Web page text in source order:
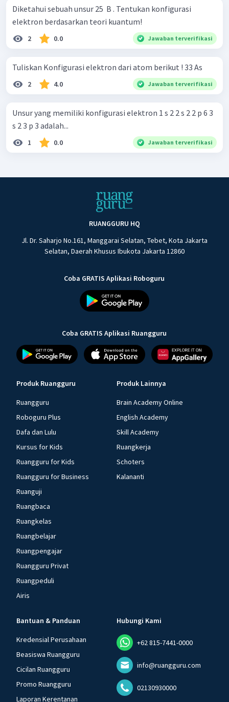
Diketahui sebuah unsur 25 ​ B . Tentukan konfigurasi
elektron berdasarkan teori kuantum!
2 0.0 Jawaban terverifikasi
Tuliskan Konfigurasi elektron dari atom berikut ! 33 As
2 4.0 Jawaban terverifikasi
Unsur yang memiliki konfigurasi elektron 1 s 2 2 s 2 2 p 6 3
s 2 3 p 3 adalah...
1 0.0 Jawaban terverifikasi
RUANGGURU HQ
Jl. Dr. Saharjo No.161, Manggarai Selatan, Tebet, Kota Jakarta
Selatan, Daerah Khusus Ibukota Jakarta 12860
Coba GRATIS Aplikasi Roboguru
Coba GRATIS Aplikasi Ruangguru
Produk Ruangguru
Ruangguru
Roboguru Plus
Dafa dan Lulu
Kursus for Kids
Ruangguru for Kids
Ruangguru for Business
Ruanguji
Ruangbaca
Ruangkelas
Ruangbelajar
Ruangpengajar
Ruangguru Privat
Ruangpeduli
Airis
Produk Lainnya
Brain Academy Online
English Academy
Skill Academy
Ruangkerja
Schoters
Kalananti
Bantuan & Panduan
Kredensial Perusahaan
Beasiswa Ruangguru
Cicilan Ruangguru
Promo Ruangguru
Laporan Kerentanan
Hubungi Kami
+62 815-7441-0000
info@ruangguru.com
02130930000